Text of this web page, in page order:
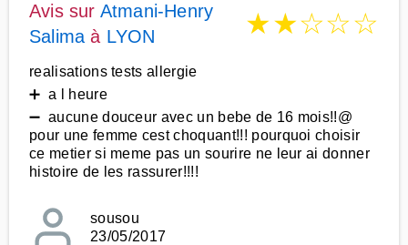
Avis sur Atmani-Henry
Salima à LYON ★★☆☆☆
realisations tests allergie
➕ a l heure
➖ aucune douceur avec un bebe de 16 mois!!@
pour une femme cest choquant!!! pourquoi choisir
ce metier si meme pas un sourire ne leur ai donner
histoire de les rassurer!!!!
sousou
23/05/2017